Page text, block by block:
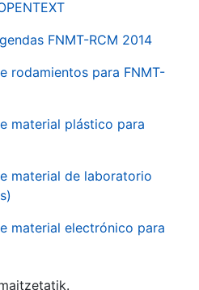
FNMT-RCM 2014
rodamientos para FNMT-
material plástico para
material de laboratorio
material electrónico para